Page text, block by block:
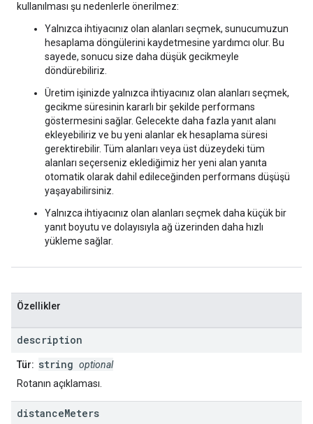
kullanılması şu nedenlerle önerilmez:
Yalnızca ihtiyacınız olan alanları seçmek, sunucumuzun
hesaplama döngülerini kaydetmesine yardımcı olur. Bu
sayede, sonucu size daha düşük gecikmeyle
döndürebiliriz.
Üretim işinizde yalnızca ihtiyacınız olan alanları seçmek,
gecikme süresinin kararlı bir şekilde performans
göstermesini sağlar. Gelecekte daha fazla yanıt alanı
ekleyebiliriz ve bu yeni alanlar ek hesaplama süresi
gerektirebilir. Tüm alanları veya üst düzeydeki tüm
alanları seçerseniz eklediğimiz her yeni alan yanıta
otomatik olarak dahil edileceğinden performans düşüşü
yaşayabilirsiniz.
Yalnızca ihtiyacınız olan alanları seçmek daha küçük bir
yanıt boyutu ve dolayısıyla ağ üzerinden daha hızlı
yükleme sağlar.
Özellikler
description
Tür: string optional
Rotanın açıklaması.
distanceMeters